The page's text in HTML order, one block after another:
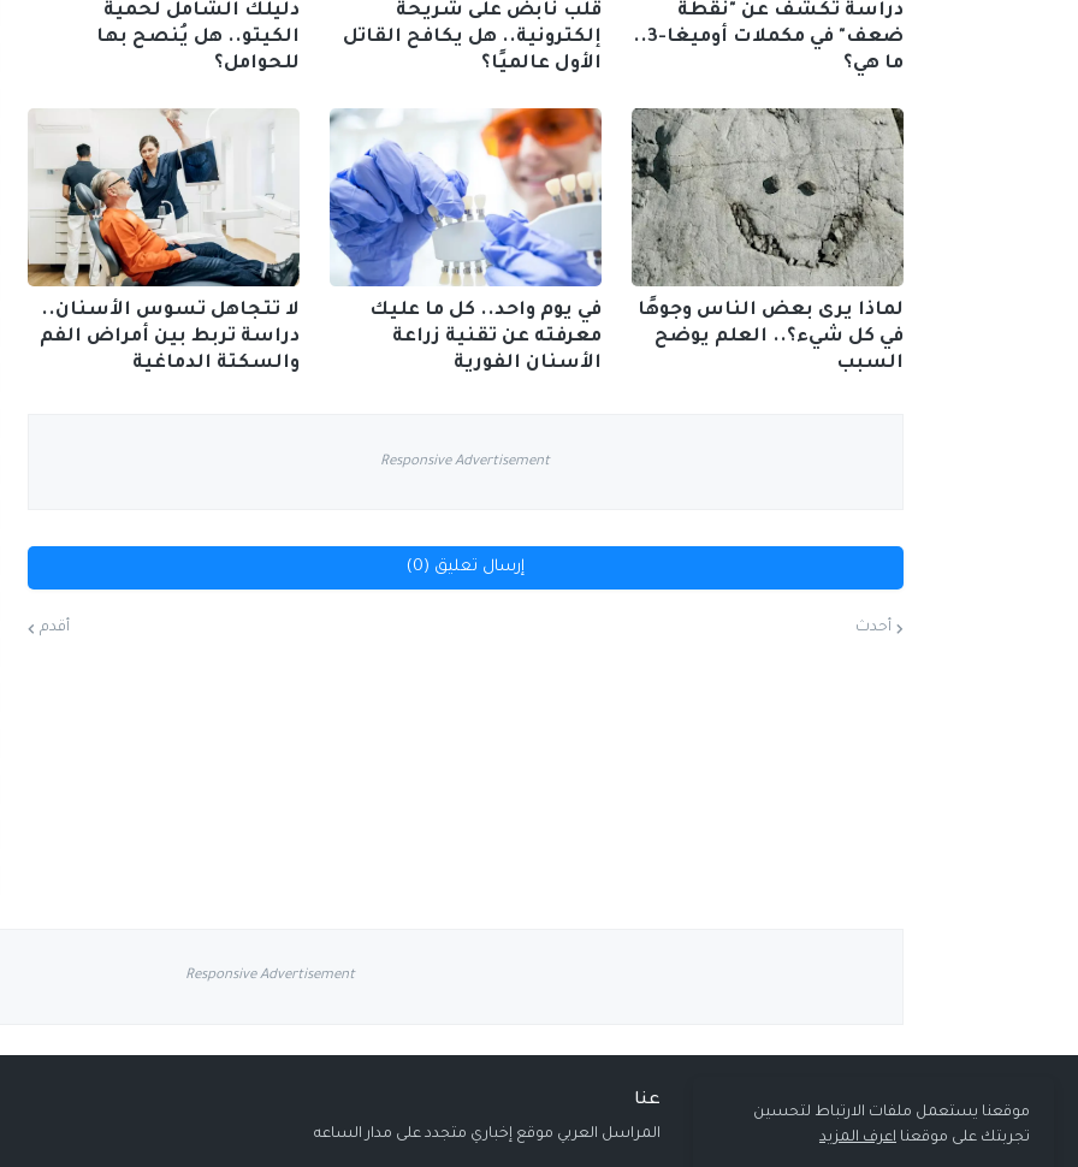
دراسة تكشف عن "نقطة
ضعف" في مكملات أوميغا-3..
ما هي؟
قلب نابض على شريحة
إلكترونية.. هل يكافح القاتل
الأول عالميًا؟
دليلك الشامل لحمية
الكيتو.. هل يُنصح بها
للحوامل؟
لماذا يرى بعض الناس وجوهًا
في كل شيء؟.. العلم يوضح
السبب
في يوم واحد.. كل ما عليك
معرفته عن تقنية زراعة
الأسنان الفورية
لا تتجاهل تسوس الأسنان..
دراسة تربط بين أمراض الفم
والسكتة الدماغية
Responsive Advertisement
إرسال تعليق (0)
أحدث أقدم
Responsive Advertisement
عنا
المراسل العربي موقع إخباري متجدد على مدار الساعه
موقعنا يستعمل ملفات الارتباط لتحسين
تجربتك على موقعنا اعرف المزيد